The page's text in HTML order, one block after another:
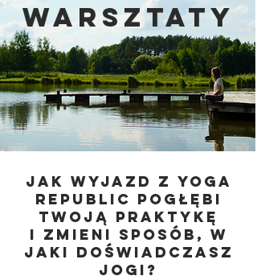
WARSZTATY
Jak wyjazd z Yoga
Republic pogłębi
Twoją praktykę
i zmieni sposób, w
jaki doświadczasz
jogi?